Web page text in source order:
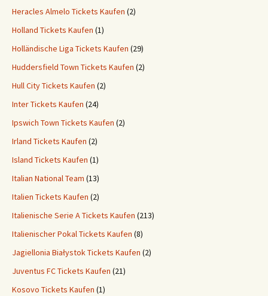
Heracles Almelo Tickets Kaufen (2)
Holland Tickets Kaufen (1)
Holländische Liga Tickets Kaufen (29)
Huddersfield Town Tickets Kaufen (2)
Hull City Tickets Kaufen (2)
Inter Tickets Kaufen (24)
Ipswich Town Tickets Kaufen (2)
Irland Tickets Kaufen (2)
Island Tickets Kaufen (1)
Italian National Team (13)
Italien Tickets Kaufen (2)
Italienische Serie A Tickets Kaufen (213)
Italienischer Pokal Tickets Kaufen (8)
Jagiellonia Białystok Tickets Kaufen (2)
Juventus FC Tickets Kaufen (21)
Kosovo Tickets Kaufen (1)